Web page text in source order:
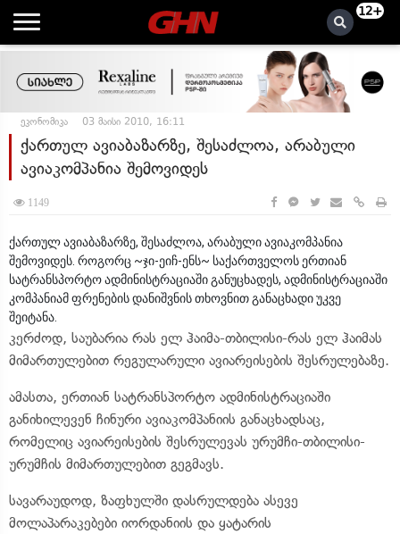
12+
ეკონომიკა 03 მაისი 2010, 16:11
ქართულ ავიაბაზარზე, შესაძლოა, არაბული
ავიაკომპანია შემოვიდეს
1149
ქართულ ავიაბაზარზე, შესაძლოა, არაბული ავიაკომპანია
შემოვიდეს. როგორც ~ჯი-ეიჩ-ენს~ საქართველოს ერთიან
სატრანსპორტო ადმინისტრაციაში განუცხადეს, ადმინისტრაციაში
კომპანიამ ფრენების დანიშვნის თხოვნით განაცხადი უკვე
შეიტანა.
კერძოდ, საუბარია რას ელ ჰაიმა-თბილისი-რას ელ ჰაიმას
მიმართულებით რეგულარული ავიარეისების შესრულებაზე.
ამასთა, ერთიან სატრანსპორტო ადმინისტრაციაში
განიხილევენ ჩინური ავიაკომპანიის განაცხადსაც,
რომელიც ავიარეისების შესრულევას ურუმჩი-თბილისი-
ურუმჩის მიმართულებით გეგმავს.
სავარაუდოდ, ზაფხულში დასრულდება ასევე
მოლაპარაკებები იორდანიის და ყატარის